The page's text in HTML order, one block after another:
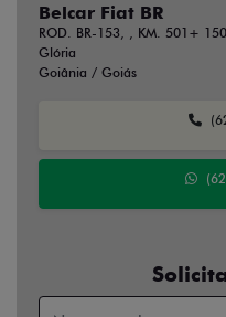
Belcar Fiat BR
ROD. BR-153, , KM. 501+
Glória
Goiânia / Goiás